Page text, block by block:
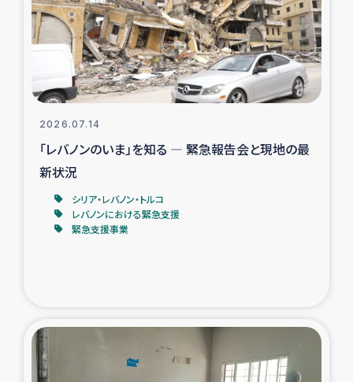
2026.07.14
「レバノンのいま」を知る ― 緊急報告会と現地の最
新状況
シリア・レバノン・トルコ
レバノンにおける緊急支援
緊急支援事業